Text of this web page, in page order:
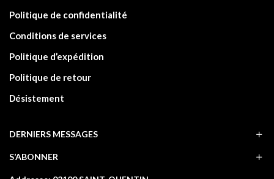
Politique de confidentialité
Conditions de services
Politique d’expédition
Politique de retour
Désistement
DERNIERS MESSAGES
S’ABONNER